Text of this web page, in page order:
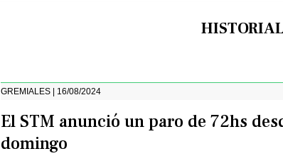
GREMIALES | 16/08/2024
El STM anunció un paro de 72hs
domingo